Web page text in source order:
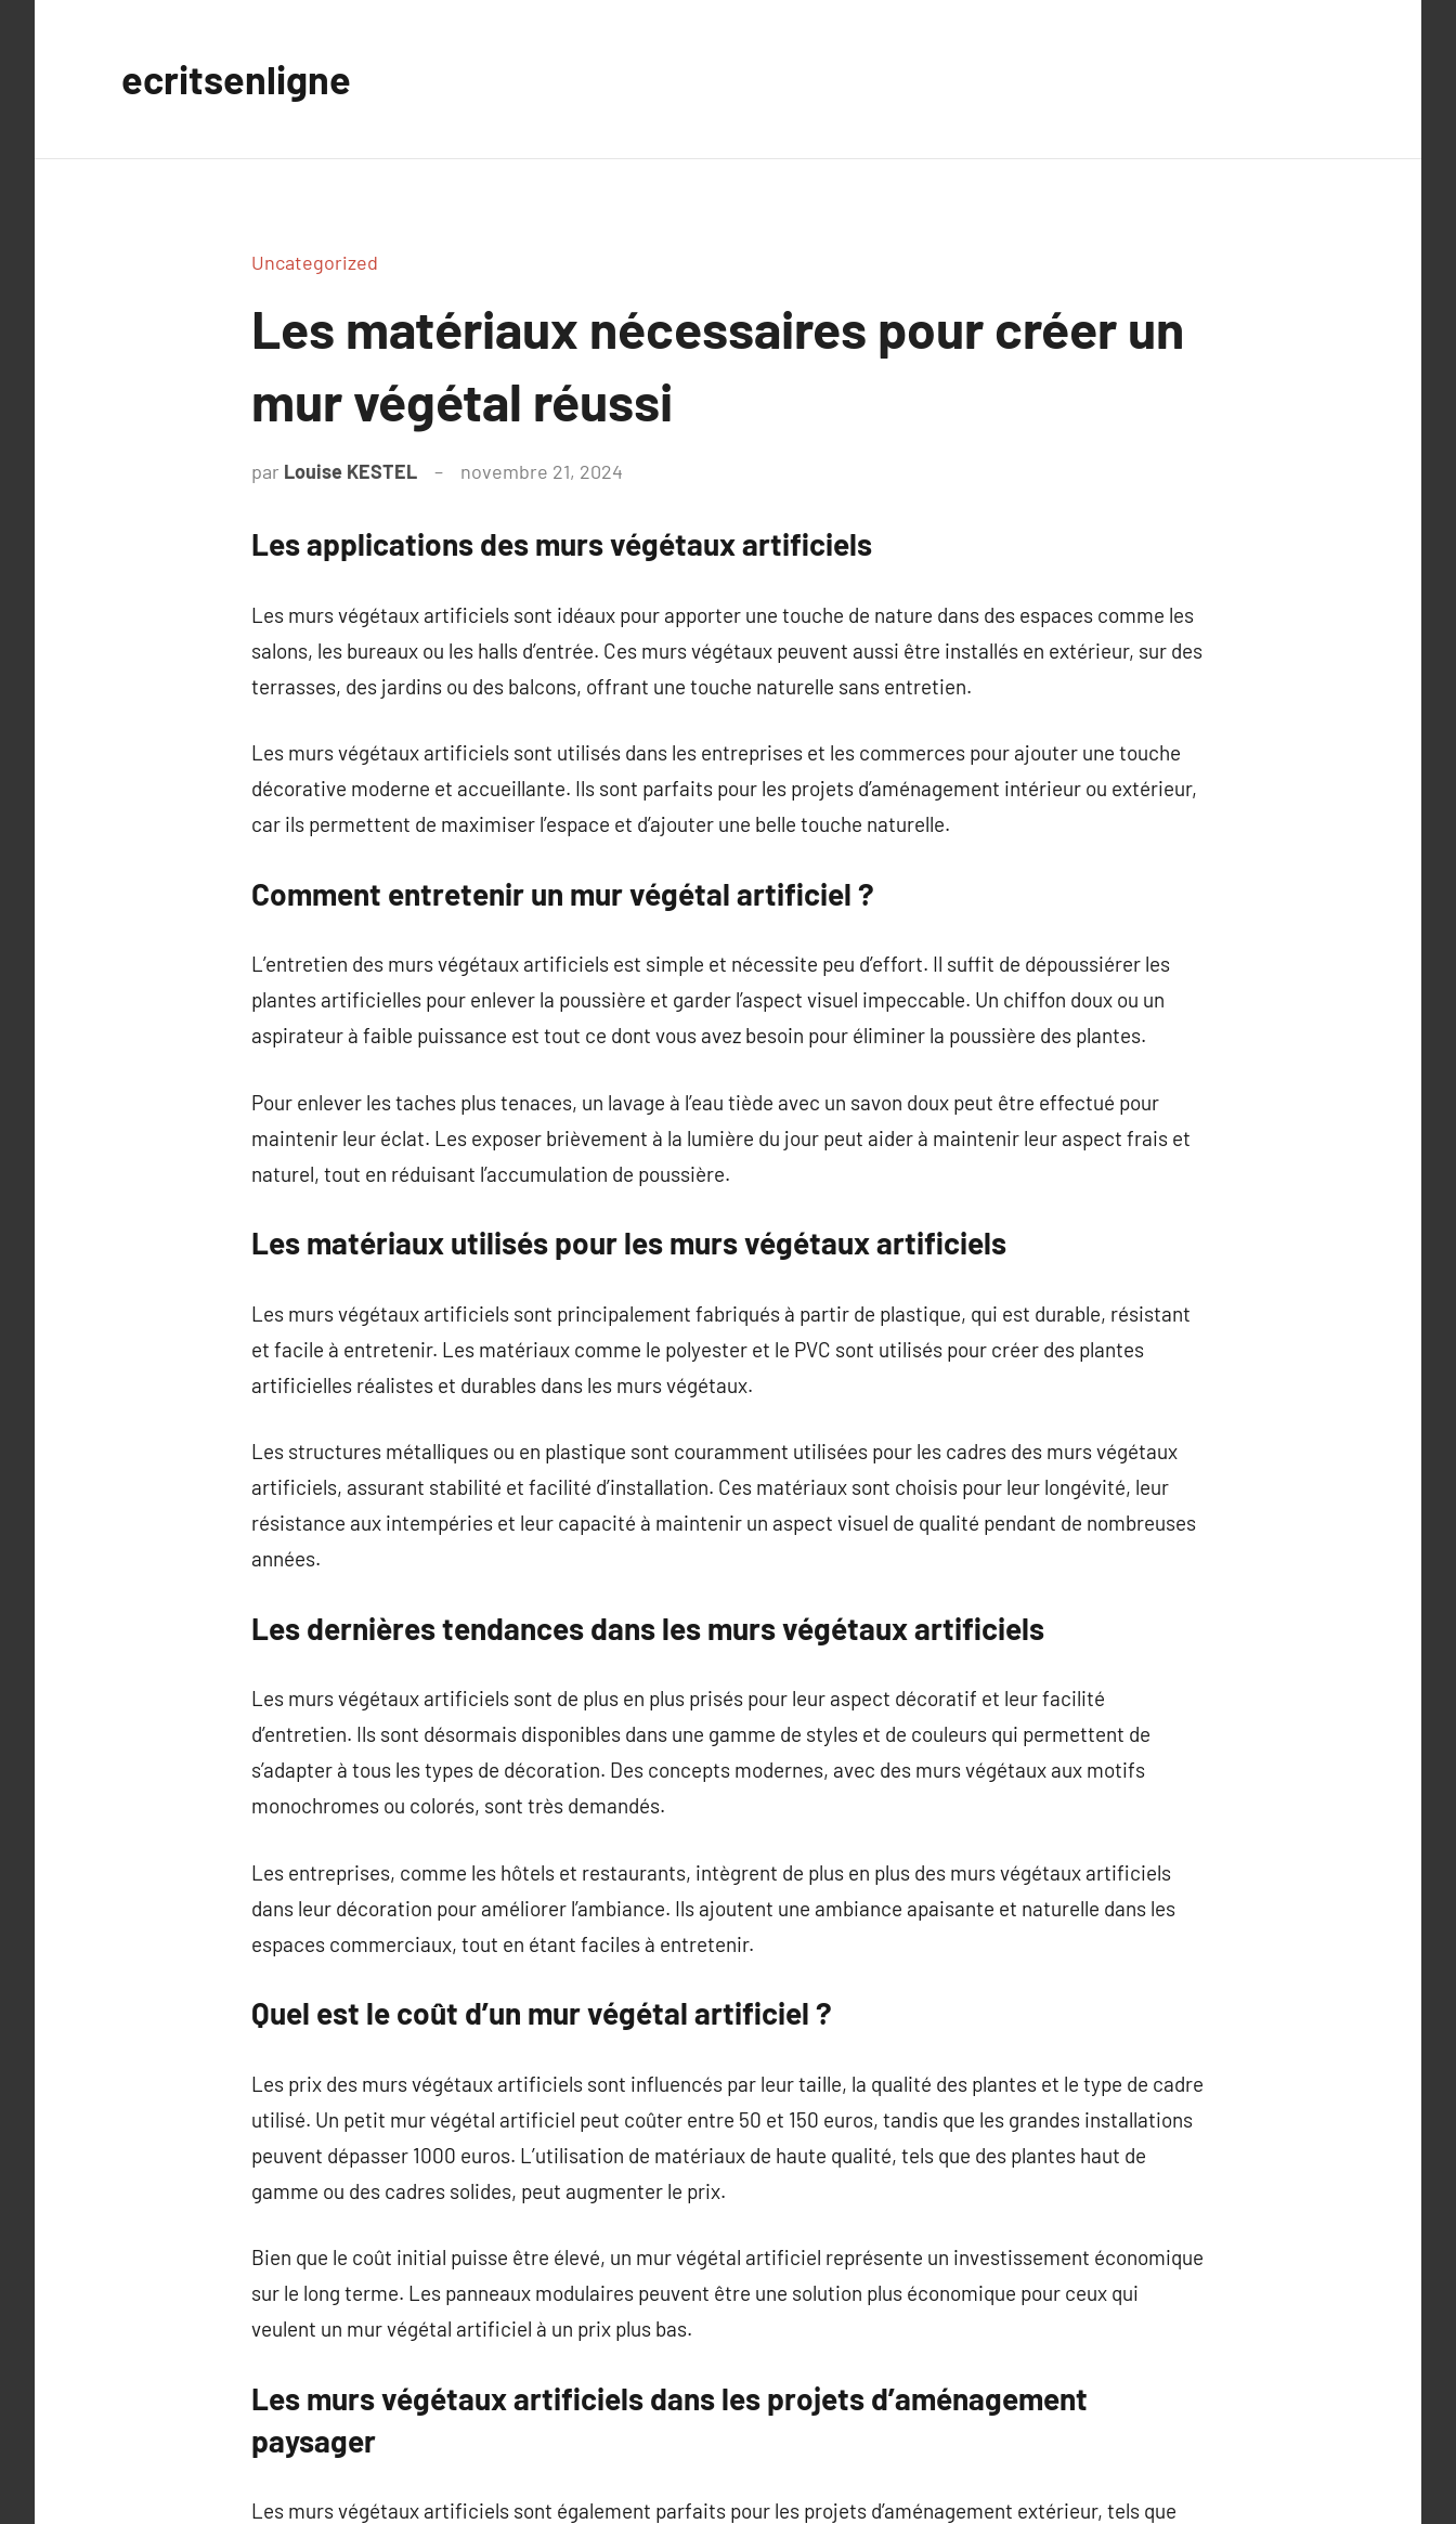
ecritsenligne
Uncategorized
Les matériaux nécessaires pour créer un
mur végétal réussi
par Louise KESTEL novembre 21, 2024
Les applications des murs végétaux artificiels
Les murs végétaux artificiels sont idéaux pour apporter une touche de nature dans des espaces comme les
salons, les bureaux ou les halls d’entrée. Ces murs végétaux peuvent aussi être installés en extérieur, sur des
terrasses, des jardins ou des balcons, offrant une touche naturelle sans entretien.
Les murs végétaux artificiels sont utilisés dans les entreprises et les commerces pour ajouter une touche
décorative moderne et accueillante. Ils sont parfaits pour les projets d’aménagement intérieur ou extérieur,
car ils permettent de maximiser l’espace et d’ajouter une belle touche naturelle.
Comment entretenir un mur végétal artificiel ?
L’entretien des murs végétaux artificiels est simple et nécessite peu d’effort. Il suffit de dépoussiérer les
plantes artificielles pour enlever la poussière et garder l’aspect visuel impeccable. Un chiffon doux ou un
aspirateur à faible puissance est tout ce dont vous avez besoin pour éliminer la poussière des plantes.
Pour enlever les taches plus tenaces, un lavage à l’eau tiède avec un savon doux peut être effectué pour
maintenir leur éclat. Les exposer brièvement à la lumière du jour peut aider à maintenir leur aspect frais et
naturel, tout en réduisant l’accumulation de poussière.
Les matériaux utilisés pour les murs végétaux artificiels
Les murs végétaux artificiels sont principalement fabriqués à partir de plastique, qui est durable, résistant
et facile à entretenir. Les matériaux comme le polyester et le PVC sont utilisés pour créer des plantes
artificielles réalistes et durables dans les murs végétaux.
Les structures métalliques ou en plastique sont couramment utilisées pour les cadres des murs végétaux
artificiels, assurant stabilité et facilité d’installation. Ces matériaux sont choisis pour leur longévité, leur
résistance aux intempéries et leur capacité à maintenir un aspect visuel de qualité pendant de nombreuses
années.
Les dernières tendances dans les murs végétaux artificiels
Les murs végétaux artificiels sont de plus en plus prisés pour leur aspect décoratif et leur facilité
d’entretien. Ils sont désormais disponibles dans une gamme de styles et de couleurs qui permettent de
s’adapter à tous les types de décoration. Des concepts modernes, avec des murs végétaux aux motifs
monochromes ou colorés, sont très demandés.
Les entreprises, comme les hôtels et restaurants, intègrent de plus en plus des murs végétaux artificiels
dans leur décoration pour améliorer l’ambiance. Ils ajoutent une ambiance apaisante et naturelle dans les
espaces commerciaux, tout en étant faciles à entretenir.
Quel est le coût d’un mur végétal artificiel ?
Les prix des murs végétaux artificiels sont influencés par leur taille, la qualité des plantes et le type de cadre
utilisé. Un petit mur végétal artificiel peut coûter entre 50 et 150 euros, tandis que les grandes installations
peuvent dépasser 1000 euros. L’utilisation de matériaux de haute qualité, tels que des plantes haut de
gamme ou des cadres solides, peut augmenter le prix.
Bien que le coût initial puisse être élevé, un mur végétal artificiel représente un investissement économique
sur le long terme. Les panneaux modulaires peuvent être une solution plus économique pour ceux qui
veulent un mur végétal artificiel à un prix plus bas.
Les murs végétaux artificiels dans les projets d’aménagement
paysager
Les murs végétaux artificiels sont également parfaits pour les projets d’aménagement extérieur, tels que